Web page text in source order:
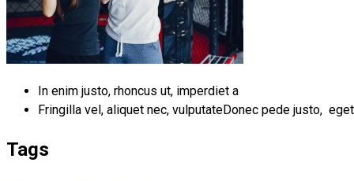
In enim justo, rhoncus ut, imperdiet a
Fringilla vel, aliquet nec, vulputateDonec pede justo,
Tags